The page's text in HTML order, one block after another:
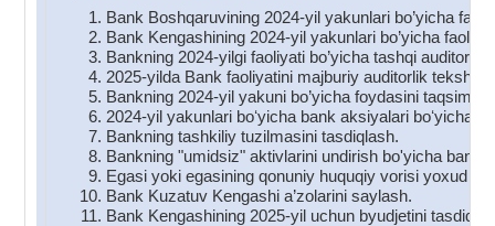
Bank Boshqaruvining 2024-yil yakunlari bo’yicha
Bank Kengashining 2024-yil yakunlari bo’yicha
Bankning 2024-yilgi faoliyati bo’yicha tashqi
2025-yilda Bank faoliyatini majburiy auditorlik
Bankning 2024-yil yakuni bo’yicha foydasini
2024-yil yakunlari boʻyicha bank aksiyalari boʻyicha
Bankning tashkiliy tuzilmasini tasdiqlash.
Bankning "umidsiz" aktivlarini undirish bo'yicha bank
Egasi yoki egasining qonuniy huquqiy vorisi yoxud
Bank Kuzatuv Kengashi a’zolarini saylash.
Bank Kengashining 2025-yil uchun byudjetini